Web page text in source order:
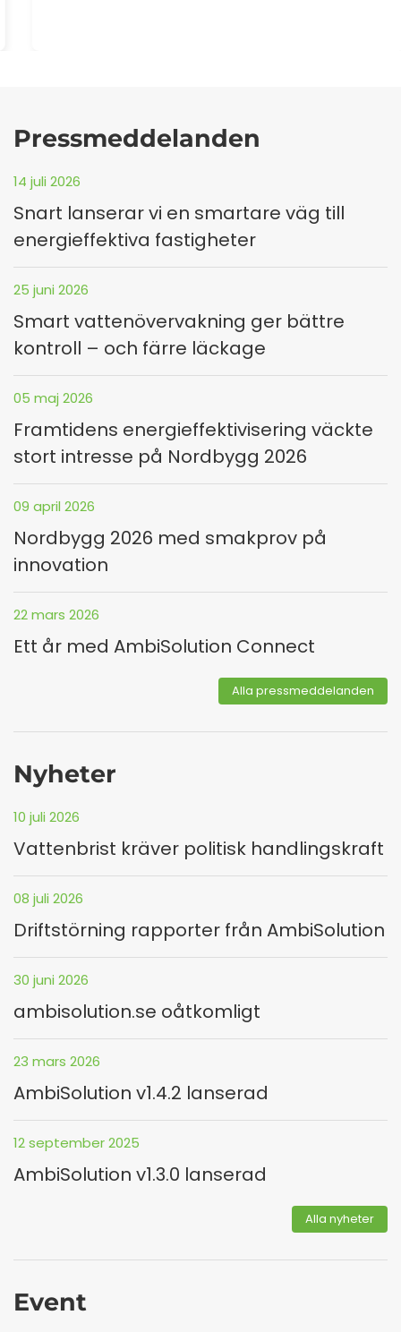
Pressmeddelanden
14 juli 2026
Snart lanserar vi en smartare väg till
energieffektiva fastigheter
25 juni 2026
Smart vattenövervakning ger bättre
kontroll – och färre läckage
05 maj 2026
Framtidens energieffektivisering väckte
stort intresse på Nordbygg 2026
09 april 2026
Nordbygg 2026 med smakprov på
innovation
22 mars 2026
Ett år med AmbiSolution Connect
Alla pressmeddelanden
Nyheter
10 juli 2026
Vattenbrist kräver politisk handlingskraft
08 juli 2026
Driftstörning rapporter från AmbiSolution
30 juni 2026
ambisolution.se oåtkomligt
23 mars 2026
AmbiSolution v1.4.2 lanserad
12 september 2025
AmbiSolution v1.3.0 lanserad
Alla nyheter
Event